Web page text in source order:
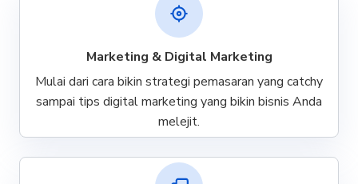
Marketing & Digital Marketing
Mulai dari cara bikin strategi pemasaran yang catchy
sampai tips digital marketing yang bikin bisnis Anda
melejit.